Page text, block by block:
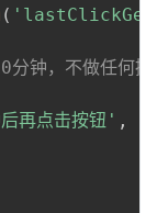
(
分钟，不做任何
再点击按钮' ,